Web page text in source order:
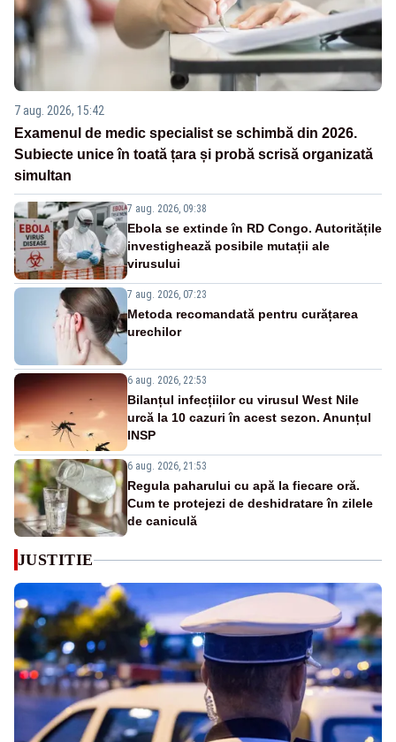
7 aug. 2026, 15:42
Examenul de medic specialist se schimbă din 2026.
Subiecte unice în toată țara și probă scrisă organizată
simultan
7 aug. 2026, 09:38
Ebola se extinde în RD Congo. Autoritățile
investighează posibile mutații ale
virusului
7 aug. 2026, 07:23
Metoda recomandată pentru curățarea
urechilor
6 aug. 2026, 22:53
Bilanțul infecțiilor cu virusul West Nile
urcă la 10 cazuri în acest sezon. Anunțul
INSP
6 aug. 2026, 21:53
Regula paharului cu apă la fiecare oră.
Cum te protejezi de deshidratare în zilele
de caniculă
JUSTITIE